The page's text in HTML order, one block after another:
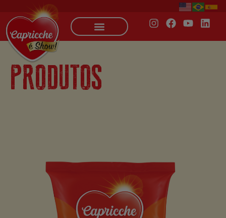
PRODUTOS